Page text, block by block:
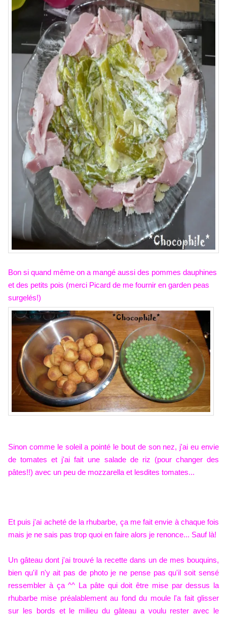
Bon si quand même on a mangé aussi des pommes dauphines
et des petits pois (merci Picard de me fournir en garden peas
surgelés!)
Sinon comme le soleil a pointé le bout de son nez, j'ai eu envie
de tomates et j'ai fait une salade de riz (pour changer des
pâtes!!) avec un peu de mozzarella et lesdites tomates...
Et puis j'ai acheté de la rhubarbe, ça me fait envie à chaque fois
mais je ne sais pas trop quoi en faire alors je renonce... Sauf là!
Un gâteau dont j'ai trouvé la recette dans un de mes bouquins,
bien qu'il n'y ait pas de photo je ne pense pas qu'il soit sensé
ressembler à ça ^^ La pâte qui doit être mise par dessus la
rhubarbe mise préalablement au fond du moule l'a fait glisser
sur les bords et le milieu du gâteau a voulu rester avec le